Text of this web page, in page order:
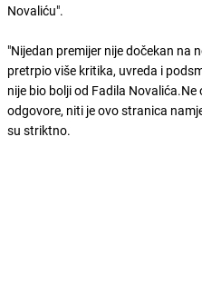
Novaliću".
"Nijedan premijer nije dočekan na
pretrpio više kritika, uvreda i
nije bio bolji od Fadila
odgovore, niti je ovo stranica
su striktno.